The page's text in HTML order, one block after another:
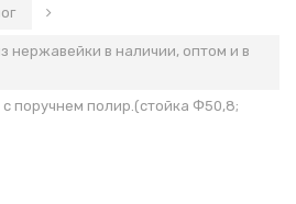
нержавейки в наличии, оптом и в
поручнем полир.(стойка Ф50,8;